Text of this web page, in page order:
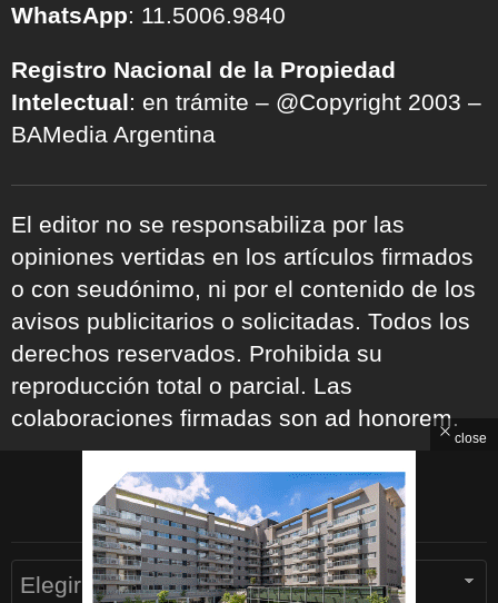
WhatsApp: 11.5006.9840
Registro Nacional de la Propiedad
Intelectual: en trámite – @Copyright 2003 –
BAMedia Argentina
El editor no se responsabiliza por las
opiniones vertidas en los artículos firmados
o con seudónimo, ni por el contenido de los
avisos publicitarios o solicitadas. Todos los
derechos reservados. Prohibida su
reproducción total o parcial. Las
colaboraciones firmadas son ad honorem.
ARCHIVOS
close